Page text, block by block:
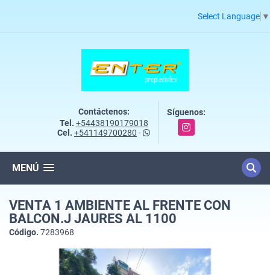
Select Language ▼
Contáctenos:
Tel. +54438190179018
Cel. +541149700280 -
Síguenos:
Instagram
MENÚ
VENTA 1 AMBIENTE AL FRENTE CON
BALCON.J JAURES AL 1100
Código. 7283968